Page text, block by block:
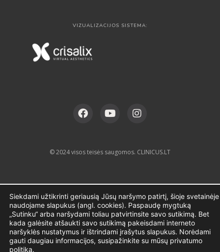
VIZUALIZACIJOS SISTEMA:
© 2024 visos teisės saugomos. CLINICUS.LT
Siekdami užtikrinti geriausią Jūsų naršymo patirtį, šioje svetainėje
naudojame slapukus (angl. cookies). Paspaudę mygtuką
„Sutinku“ arba naršydami toliau patvirtinsite savo sutikimą. Bet
kada galėsite atšaukti savo sutikimą pakeisdami interneto
naršyklės nustatymus ir ištrindami įrašytus slapukus. Norėdami
gauti daugiau informacijos, susipažinkite su mūsų privatumo
politika.